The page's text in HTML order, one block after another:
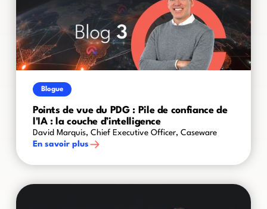
Blogue
Points de vue du PDG : Pile de confiance de
l'IA : la couche d’intelligence
David Marquis, Chief Executive Officer, Caseware
En savoir plus